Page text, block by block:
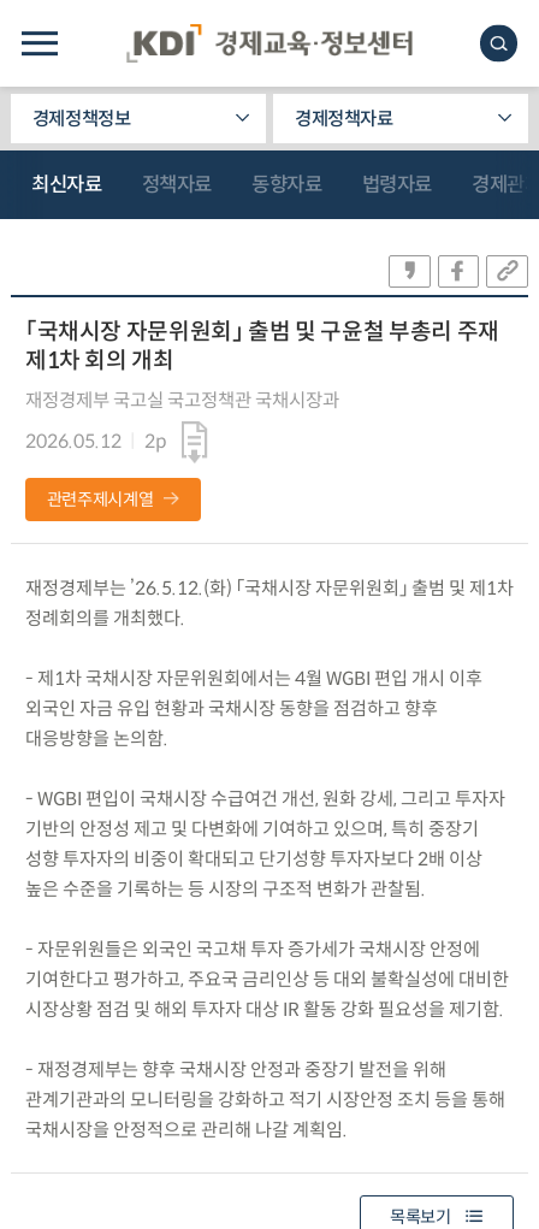
경제정책정보 경제정책자료
최신자료 정책자료 동향자료 법령자료 경제관
「국채시장 자문위원회」 출범 및 구윤철 부총리 주재
제1차 회의 개최
재정경제부 국고실 국고정책관 국채시장과
2026.05.12
2p
관련주제시계열
재정경제부는 ’26.5.12.(화) 「국채시장 자문위원회」 출범 및 제1차
정례회의를 개최했다.
- 제1차 국채시장 자문위원회에서는 4월 WGBI 편입 개시 이후
외국인 자금 유입 현황과 국채시장 동향을 점검하고 향후
대응방향을 논의함.
- WGBI 편입이 국채시장 수급여건 개선, 원화 강세, 그리고 투자자
기반의 안정성 제고 및 다변화에 기여하고 있으며, 특히 중장기
성향 투자자의 비중이 확대되고 단기성향 투자자보다 2배 이상
높은 수준을 기록하는 등 시장의 구조적 변화가 관찰됨.
- 자문위원들은 외국인 국고채 투자 증가세가 국채시장 안정에
기여한다고 평가하고, 주요국 금리인상 등 대외 불확실성에 대비한
시장상황 점검 및 해외 투자자 대상 IR 활동 강화 필요성을 제기함.
- 재정경제부는 향후 국채시장 안정과 중장기 발전을 위해
관계기관과의 모니터링을 강화하고 적기 시장안정 조치 등을 통해
국채시장을 안정적으로 관리해 나갈 계획임.
목록보기